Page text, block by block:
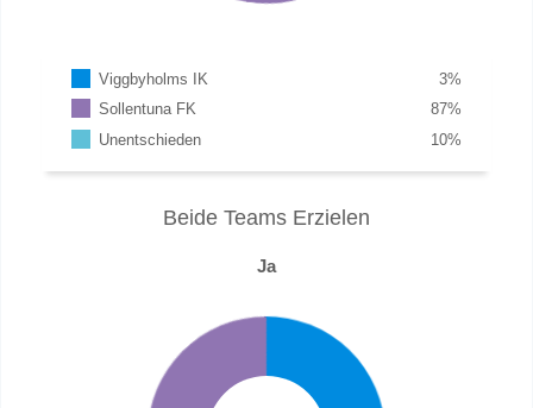
Viggbyholms IK %
3
Sollentuna FK
%
87
Unentschieden
%
10
Beide Teams Erzielen
Ja